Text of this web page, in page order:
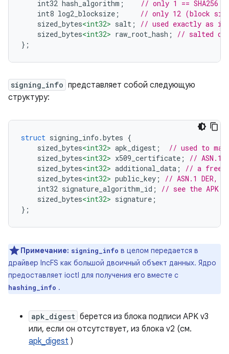
int32 hash_algorithm ;
// only 1 == SHA256
int8 log2_blocksize ;
// only 12 (block size
sized_bytes<int32> salt ;
// used exactly as
sized_bytes<int32> raw_root_hash ;
// salted
};
signing_info представляет собой следующую
структуру:
struct signing_info .bytes {
sized_bytes<int32> apk_digest ;
// used to
sized_bytes<int32> x509_certificate ;
// ASN.1
sized_bytes<int32> additional_data ;
// a free-
sized_bytes<int32> public_key ;
// ASN.1 DER,
int32 signature_algorithm_id ;
// see the APK
sized_bytes<int32> signature ;
};
Примечание: signing_info в целом передается в
драйвер IncFS как большой двоичный объект данных. Ядро
предоставляет ioctl для получения его вместе с
hashing_info .
apk_digest берется из блока подписи APK v3
или, если он отсутствует, из блока v2 (см.
apk_digest )